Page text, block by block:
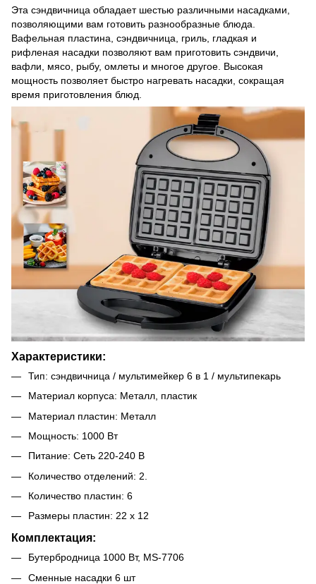
Эта сэндвичница обладает шестью различными насадками,
позволяющими вам готовить разнообразные блюда.
Вафельная пластина, сэндвичница, гриль, гладкая и
рифленая насадки позволяют вам приготовить сэндвичи,
вафли, мясо, рыбу, омлеты и многое другое. Высокая
мощность позволяет быстро нагревать насадки, сокращая
время приготовления блюд.
Характеристики:
Тип: сэндвичница / мультимейкер 6 в 1 / мультипекарь
Материал корпуса: Металл, пластик
Материал пластин: Металл
Мощность: 1000 Вт
Питание: Сеть 220-240 В
Количество отделений: 2.
Количество пластин: 6
Размеры пластин: 22 х 12
Комплектация:
Бутербродница 1000 Вт, MS-7706
Сменные насадки 6 шт